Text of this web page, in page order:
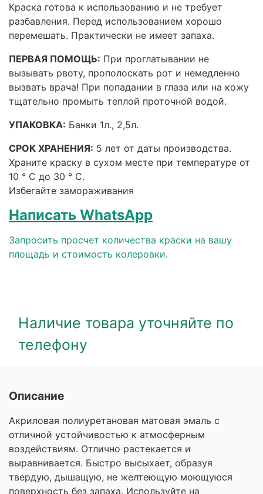
Краска готова к использованию и не требует
разбавления. Перед использованием хорошо
перемешать. Практически не имеет запаха.
ПЕРВАЯ ПОМОЩЬ: При проглатывании не
вызывать рвоту, прополоскать рот и немедленно
вызвать врача! При попадании в глаза или на кожу
тщательно промыть теплой проточной водой.
УПАКОВКА: Банки 1л., 2,5л.
СРОК ХРАНЕНИЯ: 5 лет от даты производства.
Храните краску в сухом месте при температуре от
10 ° C до 30 ° C.
Избегайте замораживания
Написать WhatsApp
Запросить просчет количества краски на вашу
площадь и стоимость колеровки.
Наличие товара уточняйте по
телефону
Описание
Акриловая полиуретановая матовая эмаль с
отличной устойчивостью к атмосферным
воздействиям. Отлично растекается и
выравнивается. Быстро высыхает, образуя
твердую, дышащую, не желтеющую моющуюся
поверхность без запаха. Используйте на